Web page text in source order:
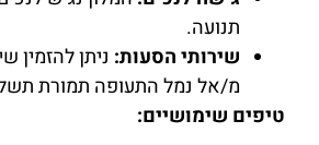
תנועה.
שירותי הסעות: ניתן להזמין
מ/אל נמל התעופה תמורת
טיפים שימושיים: